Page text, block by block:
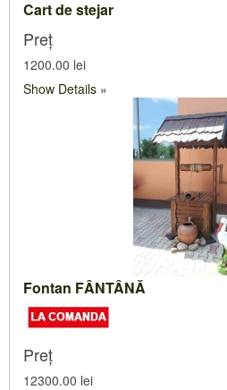
Cart de stejar
Preț
1200.00 lei
Show Details
Fontan FÂNTÂNĂ
Preț
12300.00 lei